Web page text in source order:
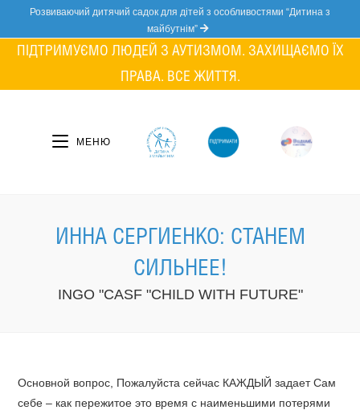
content
Розвиваючий дитячий садок для дітей з особливостями “Дитина з
майбутнім”
ПІДТРИМУЄМО ЛЮДЕЙ З АУТИЗМОМ. ЗАХИЩАЄМО ЇХ
ПРАВА. ВСЕ ЖИТТЯ.
МЕНЮ
ИННА СЕРГИЕНКО: СТАНЕМ
СИЛЬНЕЕ!
INGO "CASF "CHILD WITH FUTURE"
Основной вопрос, Пожалуйста сейчас КАЖДЫЙ задает Сам
себе – как пережитое это время с наименьшими потерями